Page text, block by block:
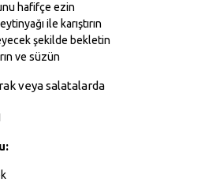
hafifçe ezin
ile karıştırın
şekilde bekletin
ve süzün
veya salatalarda